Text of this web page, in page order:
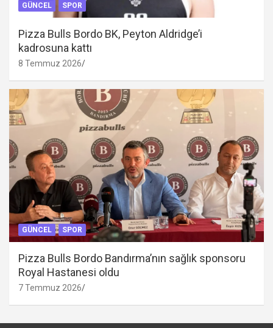
GÜNCEL SPOR
Pizza Bulls Bordo BK, Peyton Aldridge’i
kadrosuna kattı
8 Temmuz 2026
GÜNCEL SPOR
Pizza Bulls Bordo Bandırma’nın sağlık sponsoru
Royal Hastanesi oldu
7 Temmuz 2026